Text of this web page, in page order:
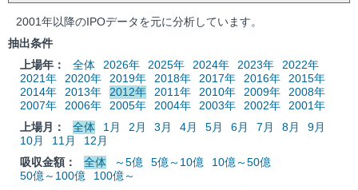
2001年以降のIPOデータを元に分析しています。
抽出条件
上場年：
全体 2026年 2025年 2024年 2023年
2022年
2021年
2020年 2019年 2018年 2017年 2016年
2015年
2014年
2013年 2012年 2011年 2010年 2009年
2008年
2007年
2006年 2005年 2004年 2003年 2002年
2001年
上場月：
全体 1月 2月 3月 4月 5月 6月 7月 8月
9月
10月
11月
12月
吸収金額：
全体 ～5億 5億～10億
10億～50億
50億～100億
100億～